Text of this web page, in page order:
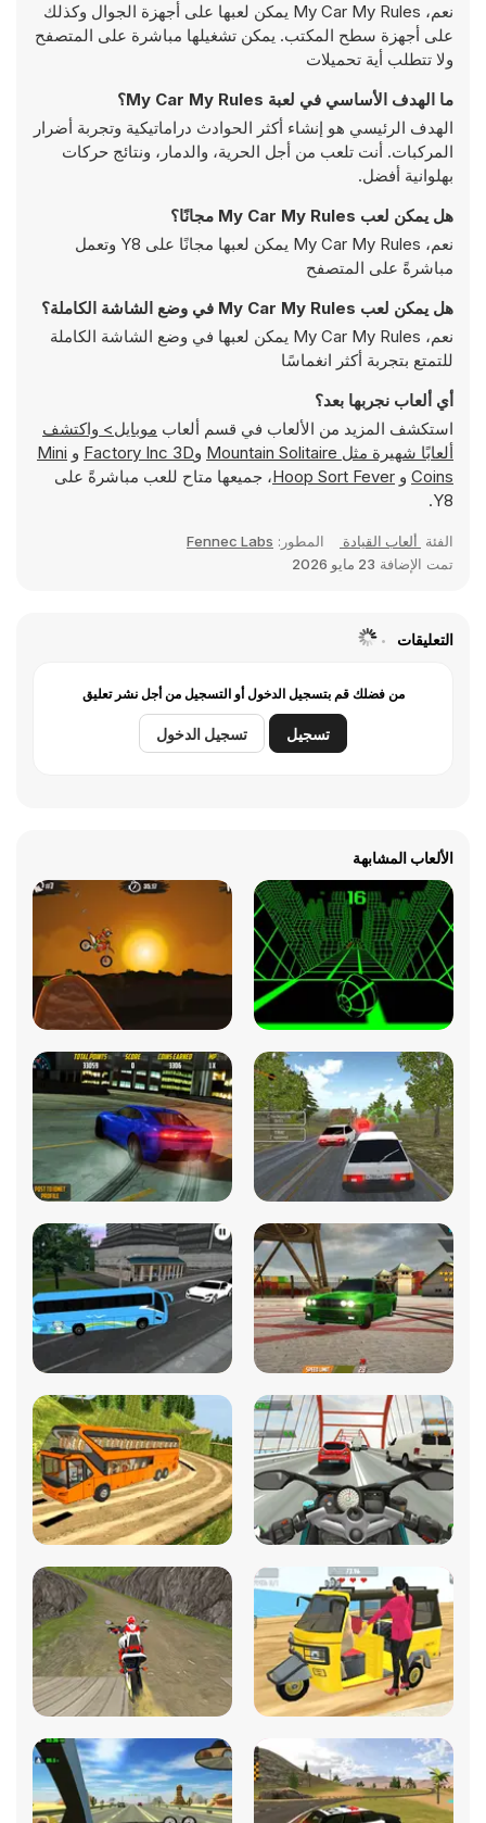
نعم، My Car My Rules يمكن لعبها على أجهزة الجوال وكذلك
على أجهزة سطح المكتب. يمكن تشغيلها مباشرة على المتصفح
ولا تتطلب أية تحميلات
ما الهدف الأساسي في لعبة My Car My Rules؟
الهدف الرئيسي هو إنشاء أكثر الحوادث دراماتيكية وتجربة أضرار
المركبات. أنت تلعب من أجل الحرية، والدمار، ونتائج حركات
بهلوانية أفضل.
هل يمكن لعب My Car My Rules مجانًا؟
نعم، My Car My Rules يمكن لعبها مجانًا على Y8 وتعمل
مباشرةً على المتصفح
هل يمكن لعب My Car My Rules في وضع الشاشة الكاملة؟
نعم، My Car My Rules يمكن لعبها في وضع الشاشة الكاملة
للتمتع بتجربة أكثر انغماسًا
أي ألعاب نجربها بعد؟
استكشف المزيد من الألعاب في قسم ألعاب
موبايل> واكتشف
ألعابًا شهيرة مثل Mountain Solitaire وFactory Inc 3D و Mini
Coins و Hoop Sort Fever، جميعها متاح للعب مباشرةً على
Y8.
الفئة ألعاب القيادة المطور: Fennec Labs
تمت الإضافة 23 مايو 2026
التعليقات
من فضلك قم بتسجيل الدخول أو التسجيل من أجل نشر تعليق
تسجيل تسجيل الدخول
الألعاب المشابهة